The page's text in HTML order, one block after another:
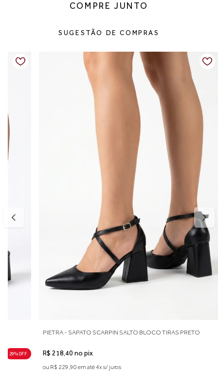
conforto em um único modelo. Com design minimalista e
silhueta e traz um visual elegante, enquanto o salto médio oferece
estabilidade e praticidade para o uso no dia a dia ou ocasiões
Atemporal e versátil, combina facilmente com alfaiataria, vestidos,
saias e jeans, sendo uma peça curinga para composições
Detalhes do produto:
Material externo: Couro ecológico
Cor: Preto
Modelo: Scarpin feminino clássico
Salto: Fino médio
Altura do salto: aproximadamente 5,5 cm
Estilo: Clássico, elegante e versátil
COMPRE JUNTO
SUGESTÃO DE COMPRAS
29% 0FF
PIETRA - SAPATO SCARPIN SALTO BLOCO TIRAS PRETO
R$ 218,40 no pix
ou R$ 229,90 em até 4x s/ juros